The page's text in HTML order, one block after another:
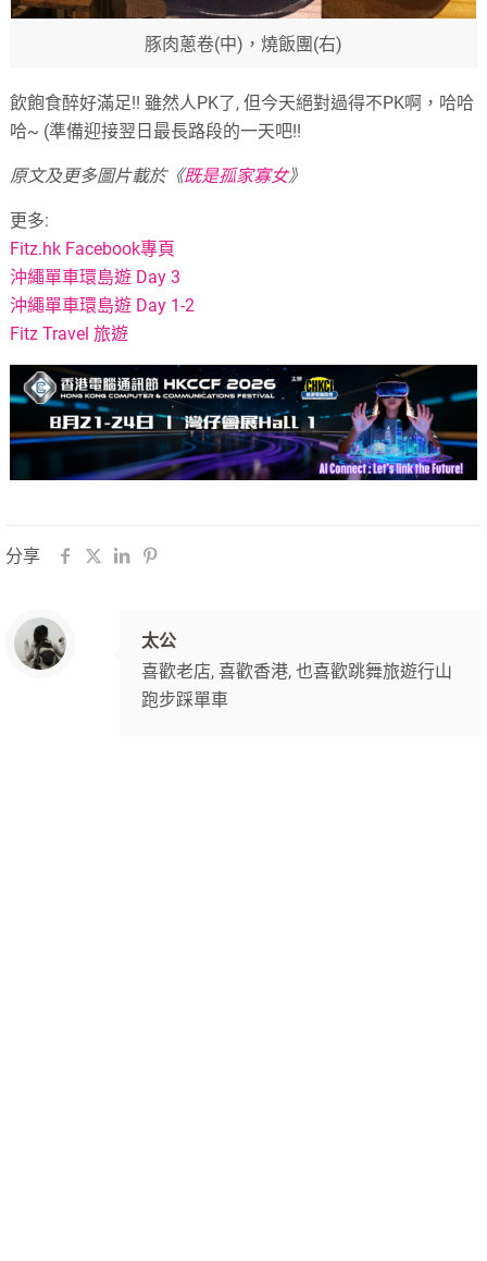
豚肉蔥卷(中)，燒飯團(右)
飲飽食醉好滿足!! 雖然人PK了, 但今天絕對過得不PK啊，哈哈
哈~ (準備迎接翌日最長路段的一天吧!!
原文及更多圖片載於《既是孤家寡女》
更多:
Fitz.hk Facebook專頁
沖繩單車環島遊 Day 3
沖繩單車環島遊 Day 1-2
Fitz Travel 旅遊
分享
太公
喜歡老店, 喜歡香港, 也喜歡跳舞旅遊行山
跑步踩單車